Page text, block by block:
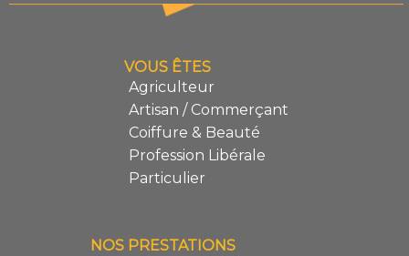
VOUS ÊTES
Agriculteur
Artisan / Commerçant
Coiffure & Beauté
Profession Libérale
Particulier
NOS PRESTATIONS